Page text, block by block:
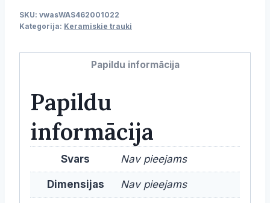
SKU: vwasWAS462001022
Kategorija: Keramiskie trauki
Papildu informācija
Papildu
informācija
Svars Nav pieejams
Dimensijas Nav pieejams